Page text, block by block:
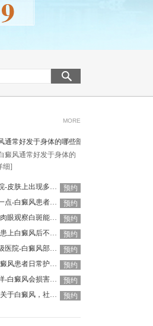
MORE
常好发于身体的哪些部位
癜风通常好发于身体的
细]
云南治疗白癜风较好的医院-皮肤上出现多个白点就一定是白癜风吗
预约
昆明看白癜风医院哪家好一点-白癜风患者夏季可以多喝绿豆汤吗
预约
云南白斑医院怎么样-仅凭肉眼观察白斑能够确诊白癜风吗
预约
云南昆明白癜风专科医院-患上白癜风后不处理可以吗
预约
云南昆明白癜风医院是几级医院-白癜风部位出现外伤应如何处理
预约
昆明白斑专科医院电话-白癜风患者日常护理应注意哪些方面
预约
昆明治疗白癜风医院怎么样-白癜风会损害机体免疫功能吗
预约
昆明看白癜风哪家医院好-关于白癜风，社会上有哪些常见的认识误 预约